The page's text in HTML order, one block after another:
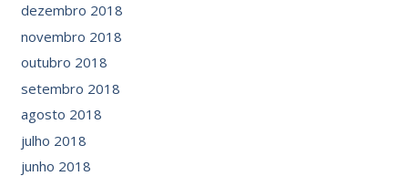
dezembro 2018
novembro 2018
outubro 2018
setembro 2018
agosto 2018
julho 2018
junho 2018